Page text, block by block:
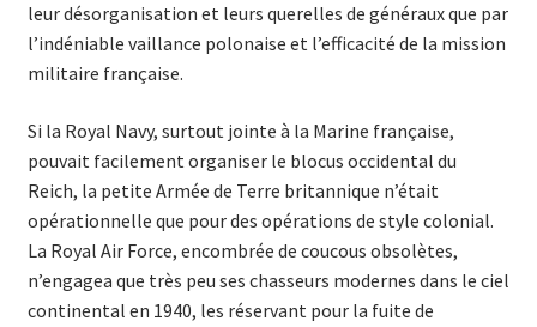
leur désorganisation et leurs querelles de généraux que par
l’indéniable vaillance polonaise et l’efficacité de la mission
militaire française.
Si la Royal Navy, surtout jointe à la Marine française,
pouvait facilement organiser le blocus occidental du
Reich, la petite Armée de Terre britannique n’était
opérationnelle que pour des opérations de style colonial.
La Royal Air Force, encombrée de coucous obsolètes,
n’engagea que très peu ses chasseurs modernes dans le ciel
continental en 1940, les réservant pour la fuite de